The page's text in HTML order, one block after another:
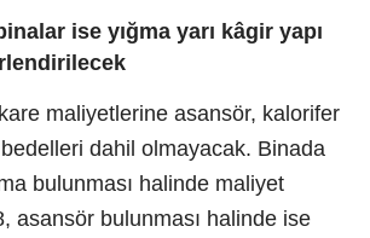
ise yığma yarı kâgir yapı
maliyetlerine asansör, kalorifer
dahil olmayacak. Binada
bulunması halinde maliyet
asansör bulunması halinde ise